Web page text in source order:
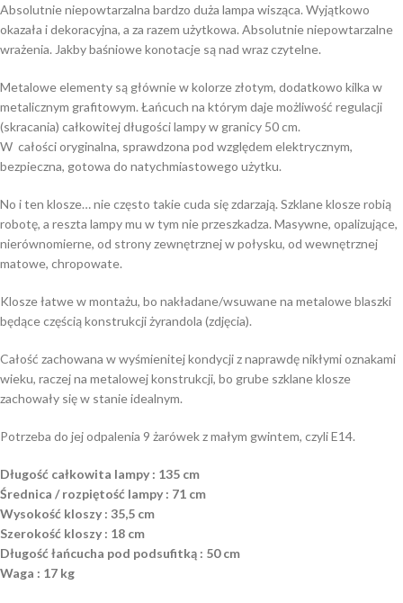
Absolutnie niepowtarzalna bardzo duża lampa wisząca. Wyjątkowo
okazała i dekoracyjna, a za razem użytkowa. Absolutnie niepowtarzalne
wrażenia. Jakby baśniowe konotacje są nad wraz czytelne.
Metalowe elementy są głównie w kolorze złotym, dodatkowo kilka w
metalicznym grafitowym. Łańcuch na którym daje możliwość regulacji
(skracania) całkowitej długości lampy w granicy 50 cm.
W całości oryginalna, sprawdzona pod względem elektrycznym,
bezpieczna, gotowa do natychmiastowego użytku.
No i ten klosze… nie często takie cuda się zdarzają. Szklane klosze robią
robotę, a reszta lampy mu w tym nie przeszkadza. Masywne, opalizujące,
nierównomierne, od strony zewnętrznej w połysku, od wewnętrznej
matowe, chropowate.
Klosze łatwe w montażu, bo nakładane/wsuwane na metalowe blaszki
będące częścią konstrukcji żyrandola (zdjęcia).
Całość zachowana w wyśmienitej kondycji z naprawdę nikłymi oznakami
wieku, raczej na metalowej konstrukcji, bo grube szklane klosze
zachowały się w stanie idealnym.
Potrzeba do jej odpalenia 9 żarówek z małym gwintem, czyli E14.
Długość całkowita lampy : 135 cm
Średnica / rozpiętość lampy : 71 cm
Wysokość kloszy : 35,5 cm
Szerokość kloszy : 18 cm
Długość łańcucha pod podsufitką : 50 cm
Waga : 17 kg